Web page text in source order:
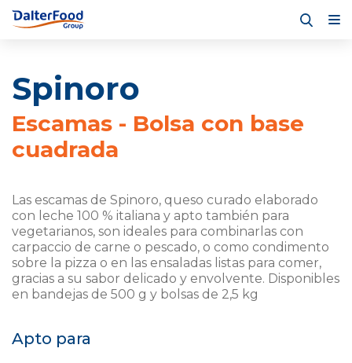
Spinoro
Escamas - Bolsa con base
cuadrada
Las escamas de Spinoro, queso curado elaborado
con leche 100 % italiana y apto también para
vegetarianos, son ideales para combinarlas con
carpaccio de carne o pescado, o como condimento
sobre la pizza o en las ensaladas listas para comer,
gracias a su sabor delicado y envolvente. Disponibles
en bandejas de 500 g y bolsas de 2,5 kg
Apto para